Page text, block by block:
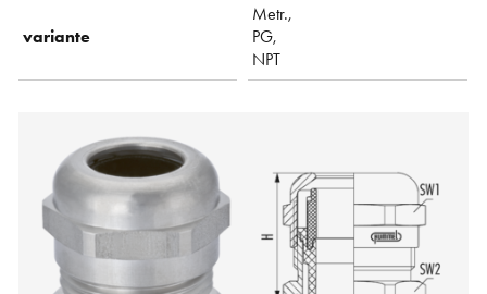
variante
Metr.,
PG,
NPT